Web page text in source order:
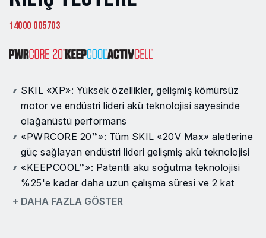
14000 005703
SKIL «XP»: Yüksek özellikler, gelişmiş kömürsüz
motor ve endüstri lideri akü teknolojisi sayesinde
olağanüstü performans
«PWRCORE 20™»: Tüm SKIL «20V Max» aletlerine
güç sağlayan endüstri lideri gelişmiş akü teknolojisi
«KEEPCOOL™»: Patentli akü soğutma teknolojisi
%25'e kadar daha uzun çalışma süresi ve 2 kat
kullanım ömrü sağlar
+ DAHA FAZLA GÖSTER